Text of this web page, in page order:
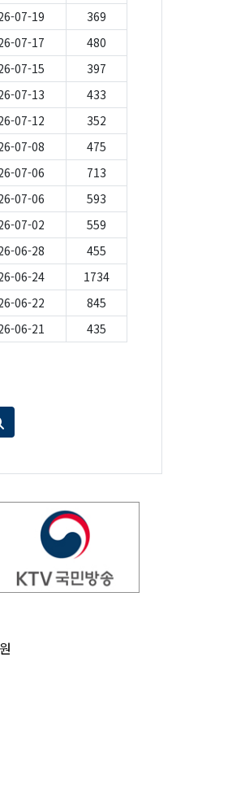
07-19
369
07-17
480
07-15
397
07-13
433
07-12
352
07-08
475
07-06
713
07-06
593
07-02
559
06-28
455
06-24
1734
06-22
845
06-21 435